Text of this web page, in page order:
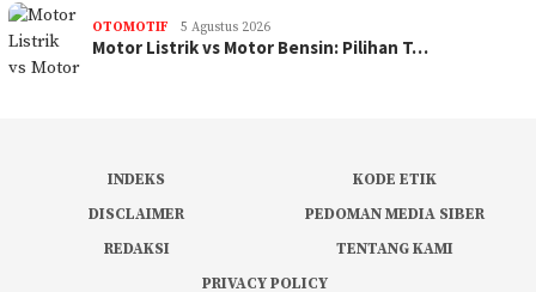
OTOMOTIF 5 Agustus 2026
Motor Listrik vs Motor Bensin: Pilihan T…
INDEKS
KODE ETIK
DISCLAIMER
PEDOMAN MEDIA SIBER
REDAKSI
TENTANG KAMI
PRIVACY POLICY